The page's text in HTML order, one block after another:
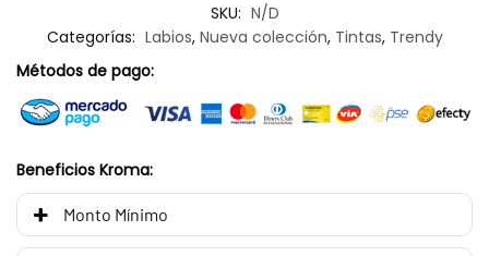
SKU: N/D
Categorías: Labios, Nueva colección, Tintas, Trendy
Métodos de pago:
Beneficios Kroma:
Monto Mínimo